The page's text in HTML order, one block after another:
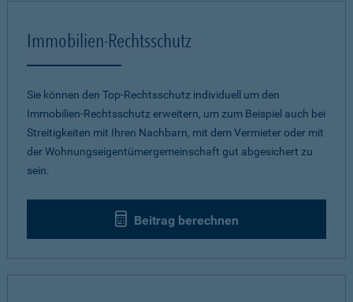
Immobilien-Rechtsschutz
Sie können den Top-Rechtsschutz individuell um den
Immobilien-Rechtsschutz erweitern, um zum Beispiel auch bei
Streitigkeiten mit Ihren Nachbarn, mit dem Vermieter oder mit
der Wohnungseigentümergemeinschaft gut abgesichert zu
sein.
Beitrag berechnen